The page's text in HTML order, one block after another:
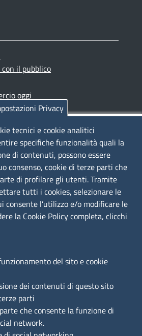
il pubblico
oggi
Privacy
tecnici e cookie analitici
specifiche funzionalità quali la
di contenuti, possono essere
consenso, cookie di terze parti che
di profilare gli utenti. Tramite
tutti i cookies, selezionare le
consente l’utilizzo e/o modificare le
la Cookie Policy completa, clicchi
del sito e cookie
dei contenuti di questo sito
parti
che consente la funzione di
network.